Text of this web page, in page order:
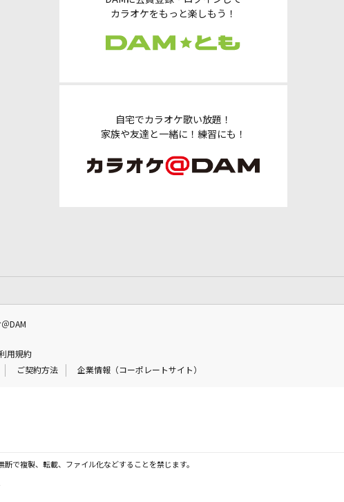
カラオケをもっと楽しもう！
自宅でカラオケ歌い放題！
家族や友達と一緒に！練習にも！
DAM
用規約
ご契約方法 企業情報（コーポレートサイト）
で複製、転載、ファイル化などすることを禁じます。